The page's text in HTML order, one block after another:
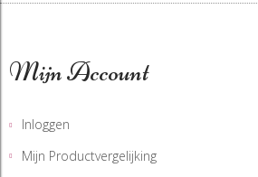
Mijn Account
Inloggen
Mijn Productvergelijking